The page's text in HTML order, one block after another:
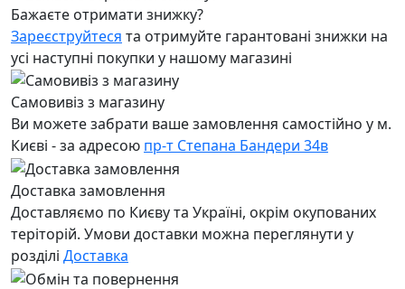
Бажаєте отримати знижку?
Зареєструйтеся та отримуйте гарантовані знижки на
усі наступні покупки у нашому магазині
Самовивіз з магазину
Ви можете забрати ваше замовлення самостійно у м.
Києві - за адресою пр-т Степана Бандери 34в
Доставка замовлення
Доставляємо по Києву та Україні, окрім окупованих
теріторій. Умови доставки можна переглянути у
розділі Доставка